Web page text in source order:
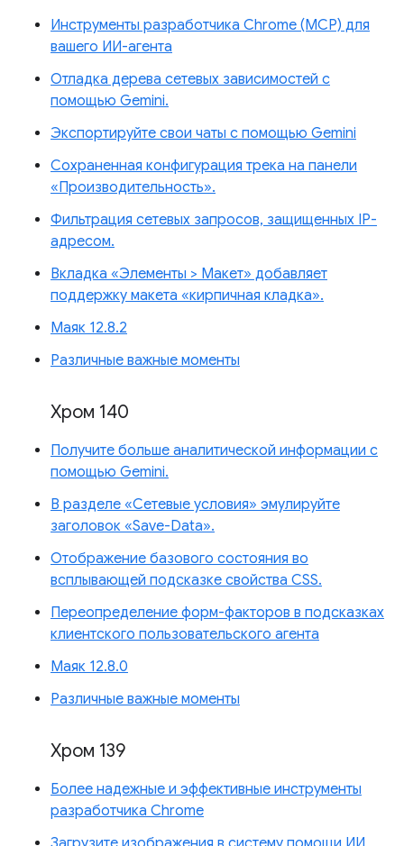
Инструменты разработчика Chrome (MCP) для
вашего ИИ-агента
Отладка дерева сетевых зависимостей с
помощью Gemini.
Экспортируйте свои чаты с помощью Gemini
Сохраненная конфигурация трека на панели
«Производительность».
Фильтрация сетевых запросов, защищенных IP-
адресом.
Вкладка «Элементы > Макет» добавляет
поддержку макета «кирпичная кладка».
Маяк 12.8.2
Различные важные моменты
Хром 140
Получите больше аналитической информации с
помощью Gemini.
В разделе «Сетевые условия» эмулируйте
заголовок «Save-Data».
Отображение базового состояния во
всплывающей подсказке свойства CSS.
Переопределение форм-факторов в подсказках
клиентского пользовательского агента
Маяк 12.8.0
Различные важные моменты
Хром 139
Более надежные и эффективные инструменты
разработчика Chrome